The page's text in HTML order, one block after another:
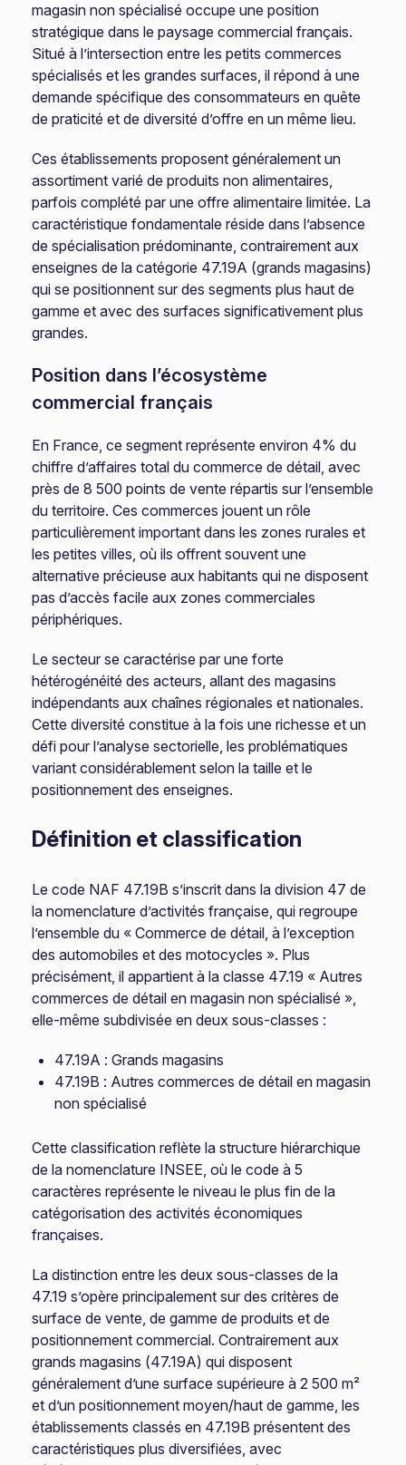
magasin non spécialisé occupe une position
stratégique dans le paysage commercial français.
Situé à l’intersection entre les petits commerces
spécialisés et les grandes surfaces, il répond à une
demande spécifique des consommateurs en quête
de praticité et de diversité d’offre en un même lieu.
Ces établissements proposent généralement un
assortiment varié de produits non alimentaires,
parfois complété par une offre alimentaire limitée. La
caractéristique fondamentale réside dans l’absence
de spécialisation prédominante, contrairement aux
enseignes de la catégorie 47.19A (grands magasins)
qui se positionnent sur des segments plus haut de
gamme et avec des surfaces significativement plus
grandes.
Position dans l’écosystème
commercial français
En France, ce segment représente environ 4% du
chiffre d’affaires total du commerce de détail, avec
près de 8 500 points de vente répartis sur l’ensemble
du territoire. Ces commerces jouent un rôle
particulièrement important dans les zones rurales et
les petites villes, où ils offrent souvent une
alternative précieuse aux habitants qui ne disposent
pas d’accès facile aux zones commerciales
périphériques.
Le secteur se caractérise par une forte
hétérogénéité des acteurs, allant des magasins
indépendants aux chaînes régionales et nationales.
Cette diversité constitue à la fois une richesse et un
défi pour l’analyse sectorielle, les problématiques
variant considérablement selon la taille et le
positionnement des enseignes.
Définition et classification
Le code NAF 47.19B s’inscrit dans la division 47 de
la nomenclature d’activités française, qui regroupe
l’ensemble du « Commerce de détail, à l’exception
des automobiles et des motocycles ». Plus
précisément, il appartient à la classe 47.19 « Autres
commerces de détail en magasin non spécialisé »,
elle-même subdivisée en deux sous-classes :
47.19A : Grands magasins
47.19B : Autres commerces de détail en magasin
non spécialisé
Cette classification reflète la structure hiérarchique
de la nomenclature INSEE, où le code à 5
caractères représente le niveau le plus fin de la
catégorisation des activités économiques
françaises.
La distinction entre les deux sous-classes de la
47.19 s’opère principalement sur des critères de
surface de vente, de gamme de produits et de
positionnement commercial. Contrairement aux
grands magasins (47.19A) qui disposent
généralement d’une surface supérieure à 2 500 m²
et d’un positionnement moyen/haut de gamme, les
établissements classés en 47.19B présentent des
caractéristiques plus diversifiées, avec